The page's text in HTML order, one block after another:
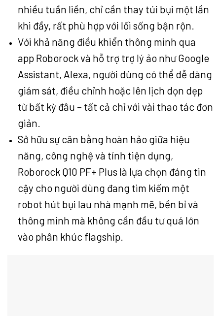
nhiều tuần liền, chỉ cần thay túi bụi một lần
khi đầy, rất phù hợp với lối sống bận rộn.
Với khả năng điều khiển thông minh qua
app Roborock và hỗ trợ trợ lý ảo như Google
Assistant, Alexa, người dùng có thể dễ dàng
giám sát, điều chỉnh hoặc lên lịch dọn dẹp
từ bất kỳ đâu – tất cả chỉ với vài thao tác đơn
giản.
Sở hữu sự cân bằng hoàn hảo giữa hiệu
năng, công nghệ và tính tiện dụng,
Roborock Q10 PF+ Plus là lựa chọn đáng tin
cậy cho người dùng đang tìm kiếm một
robot hút bụi lau nhà mạnh mẽ, bền bỉ và
thông minh mà không cần đầu tư quá lớn
vào phân khúc flagship.